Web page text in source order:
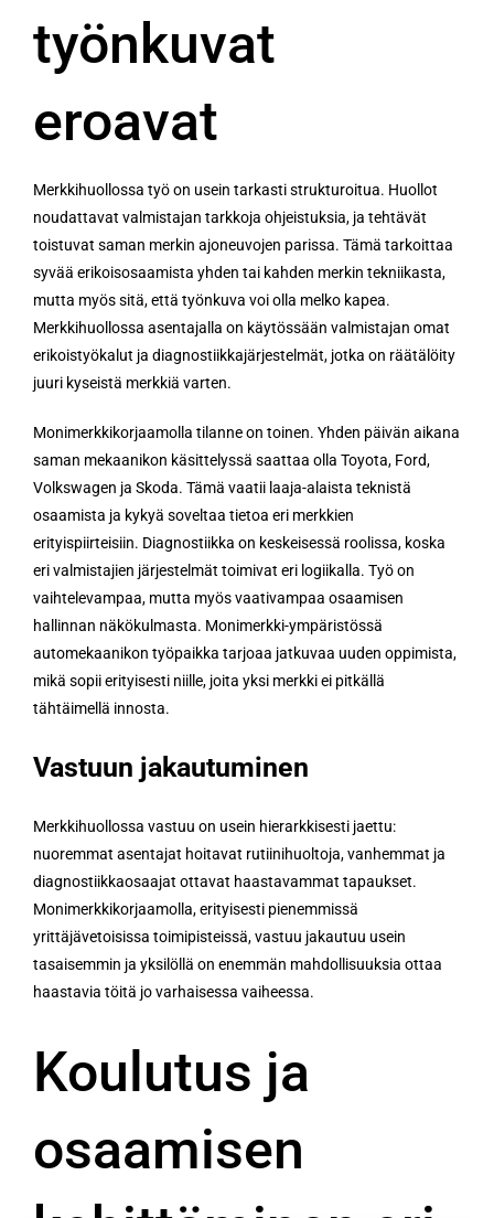
työnkuvat
eroavat
Merkkihuollossa työ on usein tarkasti strukturoitua. Huollot
noudattavat valmistajan tarkkoja ohjeistuksia, ja tehtävät
toistuvat saman merkin ajoneuvojen parissa. Tämä tarkoittaa
syvää erikoisosaamista yhden tai kahden merkin tekniikasta,
mutta myös sitä, että työnkuva voi olla melko kapea.
Merkkihuollossa asentajalla on käytössään valmistajan omat
erikoistyökalut ja diagnostiikkajärjestelmät, jotka on räätälöity
juuri kyseistä merkkiä varten.
Monimerkkikorjaamolla tilanne on toinen. Yhden päivän aikana
saman mekaanikon käsittelyssä saattaa olla Toyota, Ford,
Volkswagen ja Skoda. Tämä vaatii laaja-alaista teknistä
osaamista ja kykyä soveltaa tietoa eri merkkien
erityispiirteisiin. Diagnostiikka on keskeisessä roolissa, koska
eri valmistajien järjestelmät toimivat eri logiikalla. Työ on
vaihtelevampaa, mutta myös vaativampaa osaamisen
hallinnan näkökulmasta. Monimerkki-ympäristössä
automekaanikon työpaikka tarjoaa jatkuvaa uuden oppimista,
mikä sopii erityisesti niille, joita yksi merkki ei pitkällä
tähtäimellä innosta.
Vastuun jakautuminen
Merkkihuollossa vastuu on usein hierarkkisesti jaettu:
nuoremmat asentajat hoitavat rutiinihuoltoja, vanhemmat ja
diagnostiikkaosaajat ottavat haastavammat tapaukset.
Monimerkkikorjaamolla, erityisesti pienemmissä
yrittäjävetoisissa toimipisteissä, vastuu jakautuu usein
tasaisemmin ja yksilöllä on enemmän mahdollisuuksia ottaa
haastavia töitä jo varhaisessa vaiheessa.
Koulutus ja
osaamisen